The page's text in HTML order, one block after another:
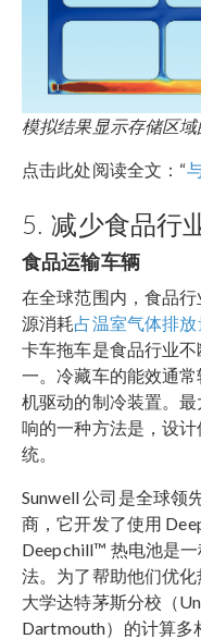
模拟结果显示存储区域
点击此处阅读全文：“
5. 减少食品行
食品运输车辆
在全球范围内，食品
源消耗占温室气体排放
卡车拖车是食品行业
一。冷藏车的能效通
机驱动的制冷装置。
响的一种方法是，设
统。
Sunwell 公司是全球领
商，它开发了使用
Deepchill™ 热电池是
法。为了帮助他们优
大学达特茅斯分校（
Dartmouth）的计算多